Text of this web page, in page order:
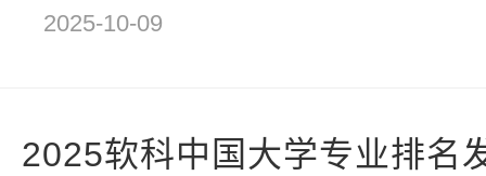
2025-10-09
2025软科中国大学专业排名